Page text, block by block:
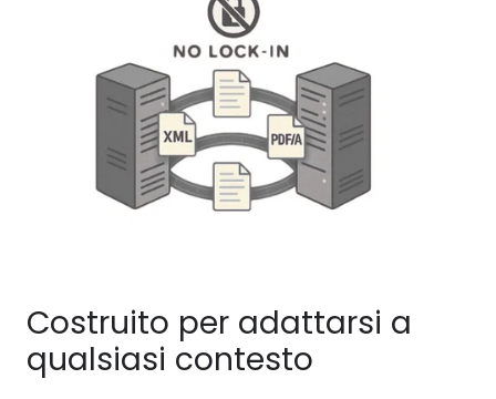
Costruito per adattarsi a
qualsiasi contesto